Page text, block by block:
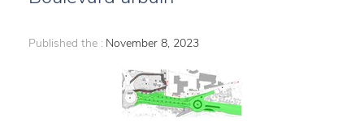
Published the : November 8, 2023